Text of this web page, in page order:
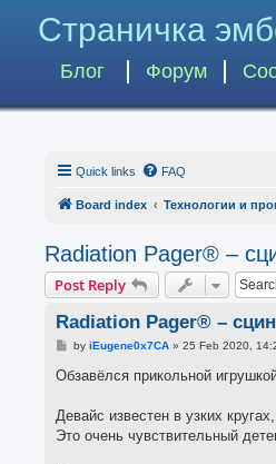
Страничка
Блог Форум
Quick links FAQ
Board index Технологии и
Radiation Pager® –
Post Reply
Radiation Pager® –
P
s
t
by iEugene0x7CA» 25 Feb 2020,
Обзавёлся прикольной
Девайс известен в узких
Это очень чувствительный